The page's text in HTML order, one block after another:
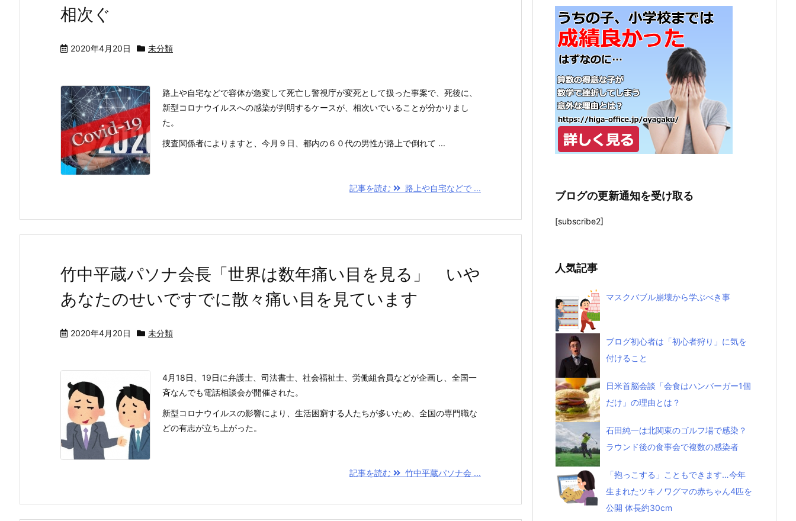
相次ぐ
2020年4月20日 未分類
路上や自宅などで容体が急変して死亡し警視庁が変死として扱った事案で、死後に、
新型コロナウイルスへの感染が判明するケースが、相次いでいることが分かりまし
た。
捜査関係者によりますと、今月９日、都内の６０代の男性が路上で倒れて ...
記事を読む 路上や自宅などで ...
竹中平蔵パソナ会長「世界は数年痛い目を見る」 いや
あなたのせいですでに散々痛い目を見ています
2020年4月20日 未分類
4月18日、19日に弁護士、司法書士、社会福祉士、労働組合員などが企画し、全国一
斉なんでも電話相談会が開催された。
新型コロナウイルスの影響により、生活困窮する人たちが多いため、全国の専門職な
どの有志が立ち上がった。
記事を読む 竹中平蔵パソナ会 ...
ブログの更新通知を受け取る
[subscribe2]
人気記事
マスクバブル崩壊から学ぶべき事
ブログ初心者は「初心者狩り」に気を
付けること
日米首脳会談「会食はハンバーガー1個
だけ」の理由とは？
石田純一は北関東のゴルフ場で感染？
ラウンド後の食事会で複数の感染者
「抱っこする」こともできます…今年
生まれたツキノワグマの赤ちゃん4匹を
公開 体長約30cm